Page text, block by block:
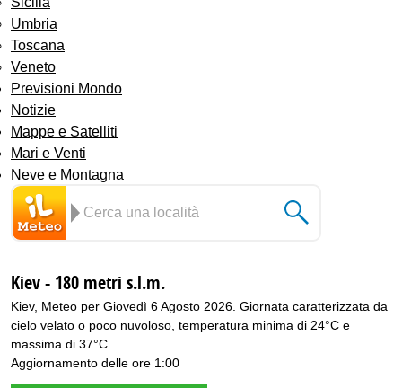
Umbria
Toscana
Veneto
Previsioni Mondo
Notizie
Mappe e Satelliti
Mari e Venti
Neve e Montagna
Kiev - 180 metri s.l.m.
Kiev, Meteo per Giovedì 6 Agosto 2026. Giornata caratterizzata da
cielo velato o poco nuvoloso, temperatura minima di 24°C e
massima di 37°C
Aggiornamento delle ore 1:00